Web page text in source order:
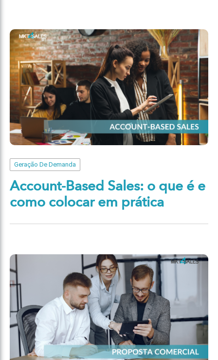
Geração De Demanda
Account-Based Sales: o que é e
como colocar em prática